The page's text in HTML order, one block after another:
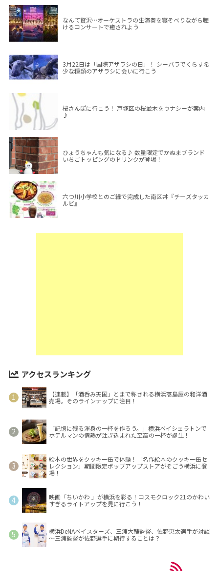
なんて贅沢…オーケストラの生演奏を寝そべりながら聴
けるコンサートで癒されよう
3月22日は「国際アザラシの日」！ シーパラでくらす希
少な種類のアザラシに会いに行こう
桜さんぽに行こう！ 戸塚区の桜並木をウナシーが案内
♪
ひょうちゃんも気になる♪ 数量限定でかぬまブランド
いちごトッピングのドリンクが登場！
六つ川小学校とのご縁で完成した南区丼『チーズタッカ
ルビ』
アクセスランキング
【連載】「酒呑み天国」とまで称される横浜髙島屋の和洋酒
売場。そのラインナップに注目！
「記憶に残る渾身の一杯を作ろう。」横浜ベイシェラトンで
ホテルマンの情熱が注ぎ込まれた至高の一杯が誕生！
絵本の世界をクッキー缶で体験！「名作絵本のクッキー缶セ
レクション」期間限定ポップアップストアがそごう横浜に登
場！
映画「ちいかわ 」が横浜を彩る！コスモクロック21のかわい
すぎるライトアップを見に行こう！
横浜DeNAベイスターズ、三浦大輔監督、佐野恵太選手が対談
～三浦監督が佐野選手に期待することは？